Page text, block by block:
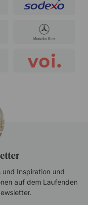
Inspiration und
auf dem Laufenden